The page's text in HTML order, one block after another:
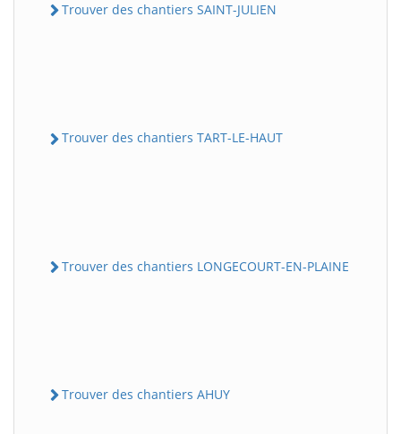
Trouver des chantiers SAINT-JULIEN
Trouver des chantiers TART-LE-HAUT
Trouver des chantiers LONGECOURT-EN-PLAINE
Trouver des chantiers AHUY